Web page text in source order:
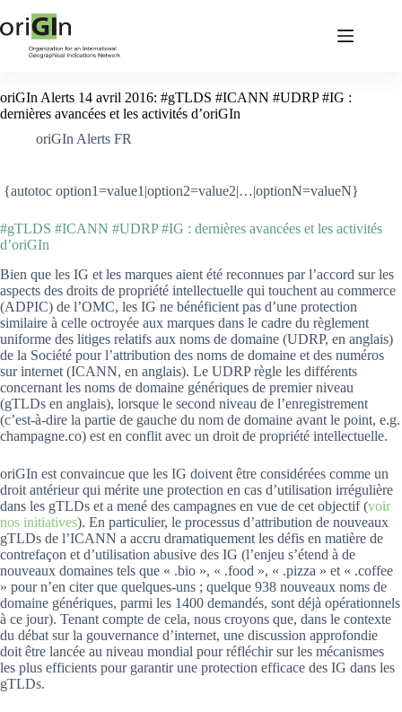
oriGIn Alerts 14 avril 2016: #gTLDS #ICANN #UDRP #IG :
dernières avancées et les activités d’oriGIn
oriGIn Alerts FR
{autotoc option1=value1|option2=value2|…|optionN=valueN}
#gTLDS #ICANN #UDRP #IG : dernières avancées et les activités
d’oriGIn
Bien que les IG et les marques aient été reconnues par l’accord sur les
aspects des droits de propriété intellectuelle qui touchent au commerce
(ADPIC) de l’OMC, les IG ne bénéficient pas d’une protection
similaire à celle octroyée aux marques dans le cadre du règlement
uniforme des litiges relatifs aux noms de domaine (UDRP, en anglais)
de la Société pour l’attribution des noms de domaine et des numéros
sur internet (ICANN, en anglais). Le UDRP règle les différents
concernant les noms de domaine génériques de premier niveau
(gTLDs en anglais), lorsque le second niveau de l’enregistrement
(c’est-à-dire la partie de gauche du nom de domaine avant le point, e.g.
champagne.co) est en conflit avec un droit de propriété intellectuelle.
oriGIn est convaincue que les IG doivent être considérées comme un
droit antérieur qui mérite une protection en cas d’utilisation irrégulière
dans les gTLDs et a mené des campagnes en vue de cet objectif (voir
nos initiatives). En particulier, le processus d’attribution de nouveaux
gTLDs de l’ICANN a accru dramatiquement les défis en matière de
contrefaçon et d’utilisation abusive des IG (l’enjeu s’étend à de
nouveaux domaines tels que « .bio », « .food », « .pizza » et « .coffee
» pour n’en citer que quelques-uns ; quelque 938 nouveaux noms de
domaine génériques, parmi les 1400 demandés, sont déjà opérationnels
à ce jour). Tenant compte de cela, nous croyons que, dans le contexte
du débat sur la gouvernance d’internet, une discussion approfondie
doit être lancée au niveau mondial pour réfléchir sur les mécanismes
les plus efficients pour garantir une protection efficace des IG dans les
gTLDs.